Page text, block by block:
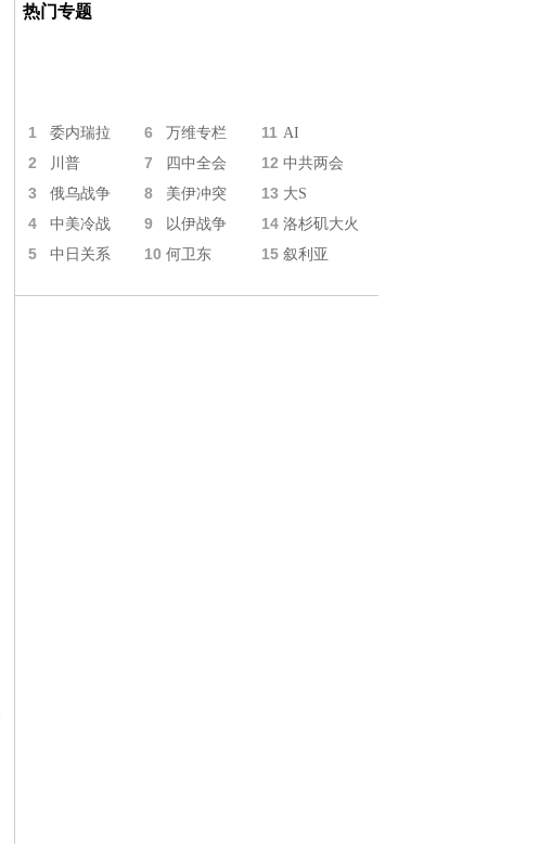
热门专题
1 委内瑞拉 6 万维专栏 11 AI
2 川普 7 四中全会 12 中共两会
3 俄乌战争 8 美伊冲突 13 大S
4 中美冷战 9 以伊战争 14 洛杉矶大火
5 中日关系 10 何卫东 15 叙利亚